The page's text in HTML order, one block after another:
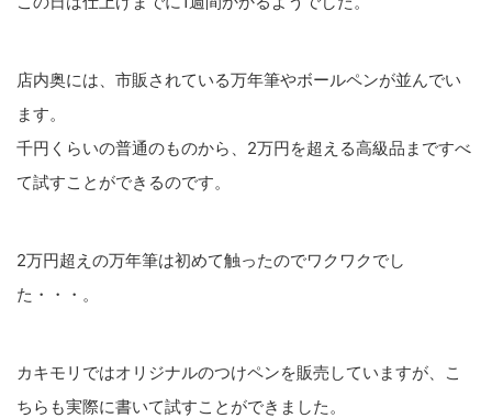
店内奥には、市販されている万年筆やボールペンが並んでい
ます。
千円くらいの普通のものから、2万円を超える高級品まですべ
て試すことができるのです。
2万円超えの万年筆は初めて触ったのでワクワクでし
た・・・。
カキモリではオリジナルのつけペンを販売していますが、こ
ちらも実際に書いて試すことができました。